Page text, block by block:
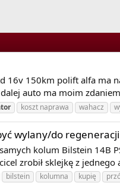
amortyzatory
Amortyzatory w
i
jest rozkładany
do jezdni przy
więcej energii
lub opcjonalnie
Sport dla bardziej
płynu
16v 150km polift alfa ma
dalej auto ma moim
koszt naprawa wahacz
wylany/do regeneracji
kolum Bilstein 14B
zrobił sklejkę z
bilstein kolumna kupię